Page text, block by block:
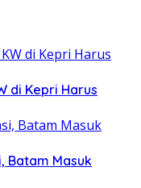
di Kepri Harus
Batam Masuk